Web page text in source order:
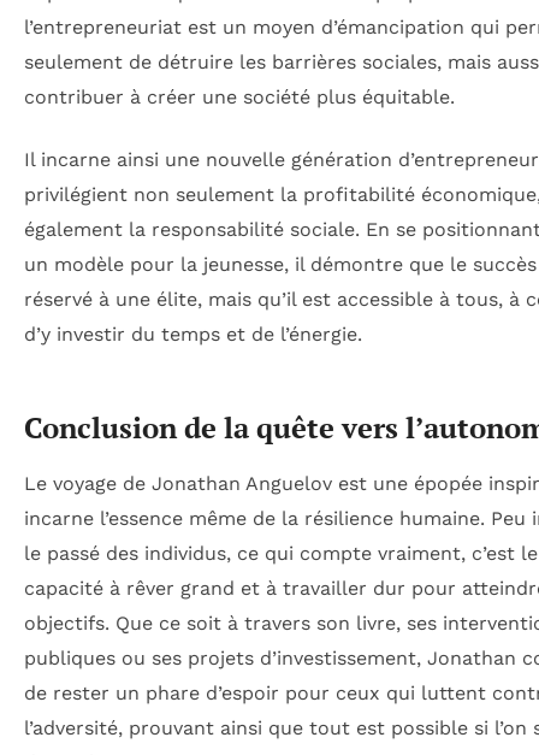
l’entrepreneuriat est un moyen d’émancipation qui
seulement de détruire les barrières sociales, mais
contribuer à créer une société plus équitable.
Il incarne ainsi une nouvelle génération
privilégient non seulement la profitabilité
également la responsabilité sociale. En se
un modèle pour la jeunesse, il démontre que le succès
réservé à une élite, mais qu’il est accessible à tous, à
d’y investir du temps et de l’énergie.
Conclusion de la quête vers
Le voyage de Jonathan Anguelov est une épopée
incarne l’essence même de la résilience humaine. Peu
le passé des individus, ce qui compte vraiment, c’est
capacité à rêver grand et à travailler dur pour
objectifs. Que ce soit à travers son livre, ses
publiques ou ses projets d’investissement, Jonathan
de rester un phare d’espoir pour ceux qui luttent
l’adversité, prouvant ainsi que tout est possible si l’on